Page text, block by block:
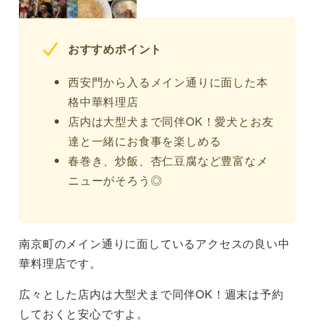
おすすめポイント
西安門から入るメイン通りに面した本
格中華料理店
店内は大型犬まで同伴OK！愛犬とお友
達と一緒にお食事を楽しめる
春巻き、炒飯、杏仁豆腐など豊富なメ
ニューがそろう◎
南京町のメイン通りに面しているアクセスの良い中
華料理店です。
広々とした店内は大型犬まで同伴OK！週末は予約
しておくと安心ですよ。